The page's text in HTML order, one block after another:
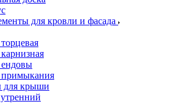
для кровли и фасада
для крыши